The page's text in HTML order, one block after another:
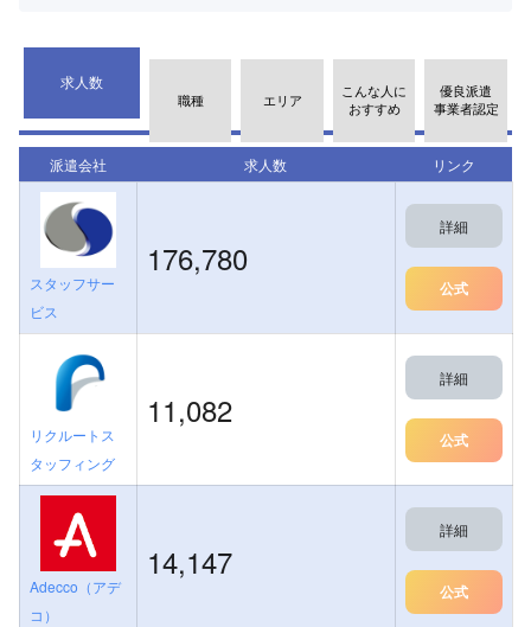
求人数
職種 エリア
こんな人に
おすすめ
優良派遣
事業者認定
派遣会社 求人数 リンク
スタッフサー
ビス
176,780
詳細
公式
リクルートス
タッフィング
11,082
詳細
公式
Adecco（アデ
コ）
14,147
詳細
公式